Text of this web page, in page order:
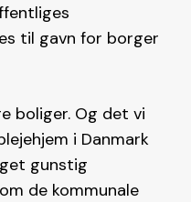
til gavn for borger
boliger. Og det vi
i Danmark
gunstig
de kommunale